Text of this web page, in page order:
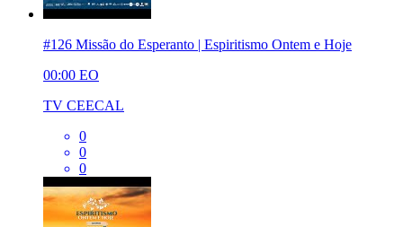
#126 Missão do Esperanto | Espiritismo Ontem e Hoje
00:00 EO
TV CEECAL
0
0
0